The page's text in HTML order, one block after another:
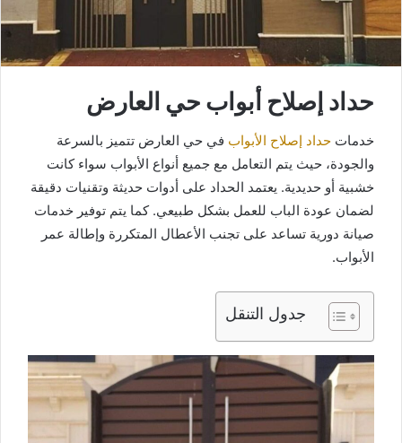
حداد إصلاح أبواب حي العارض
خدمات حداد إصلاح الأبواب في حي العارض تتميز بالسرعة
والجودة، حيث يتم التعامل مع جميع أنواع الأبواب سواء كانت
خشبية أو حديدية. يعتمد الحداد على أدوات حديثة وتقنيات دقيقة
لضمان عودة الباب للعمل بشكل طبيعي. كما يتم توفير خدمات
صيانة دورية تساعد على تجنب الأعطال المتكررة وإطالة عمر
الأبواب.
جدول التنقل